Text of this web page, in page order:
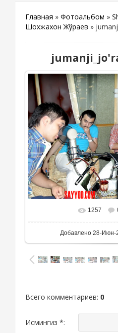
Главная » Фотоальбом »
Шохжахон Жўраев »
1257
Добавлено28-Июн-
Всего комментариев: 0
Исмингиз *: